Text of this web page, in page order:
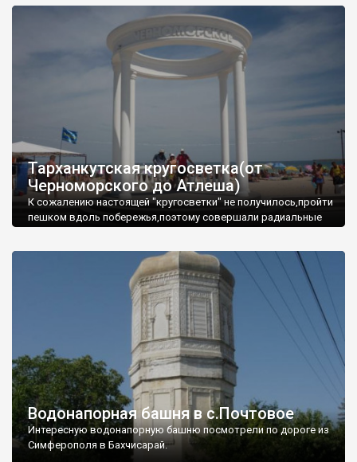
Тарханкутская кругосветка(от
Черноморского до Атлеша)
К сожалению настоящей "кругосветки" не получилось,пройти
пешком вдоль побережья,поэтому совершали радиальные
Водонапорная башня в с.Почтовое
Интересную водонапорную башню посмотрели по дороге из
Симферополя в Бахчисарай.